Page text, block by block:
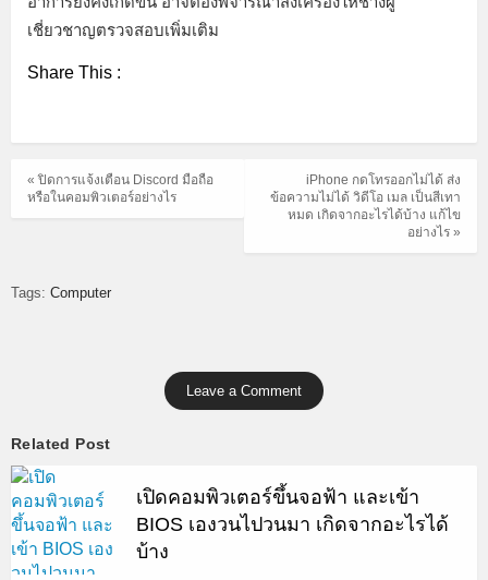
เชี่ยวชาญตรวจสอบเพิ่มเติม
Share This :
iPhone กดโทรออกไม่ได้ ส่ง
ข้อความไม่ได้ วิดีโอ เมล เป็นสีเทา
หมด เกิดจากอะไรได้บ้าง แก้ไข
อย่างไร »
« ปิดการแจ้งเตือน Discord มือถือ
หรือในคอมพิวเตอร์อย่างไร
Tags: Computer
Leave a Comment
Related Post
เปิดคอมพิวเตอร์ขึ้นจอฟ้า และเข้า
BIOS เองวนไปวนมา เกิดจากอะไรได้
บ้าง